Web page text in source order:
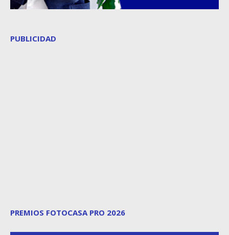
PUBLICIDAD
PREMIOS FOTOCASA PRO 2026